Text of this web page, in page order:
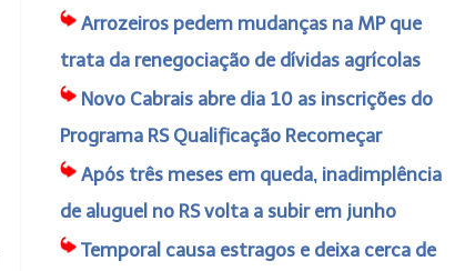
Arrozeiros pedem mudanças na MP que
trata da renegociação de dívidas agrícolas
Novo Cabrais abre dia 10 as inscrições do
Programa RS Qualificação Recomeçar
Após três meses em queda, inadimplência
de aluguel no RS volta a subir em junho
Temporal causa estragos e deixa cerca de